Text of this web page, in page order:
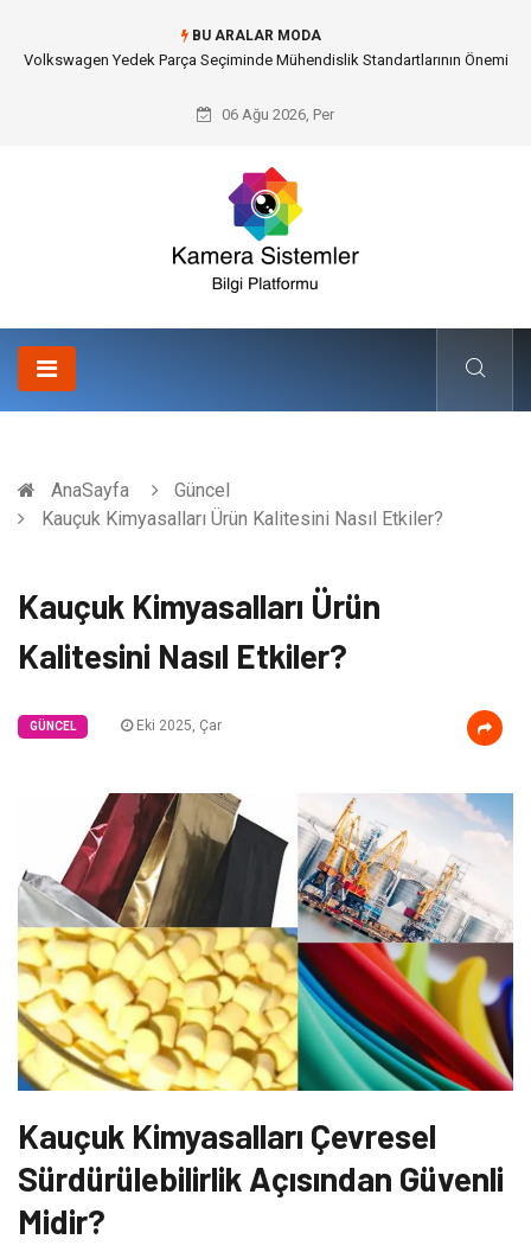
BU ARALAR MODA
Düğün Fotoğrafçısı Seçimiyle Geleceğe Nasıl Bir Miras Bırakacaksınız?
06 Ağu 2026, Per
AnaSayfa
Güncel
Kauçuk Kimyasalları Ürün Kalitesini Nasıl Etkiler?
Kauçuk Kimyasalları Ürün
Kalitesini Nasıl Etkiler?
GÜNCEL Eki 2025, Çar
Kauçuk Kimyasalları Çevresel
Sürdürülebilirlik Açısından Güvenli
Midir?